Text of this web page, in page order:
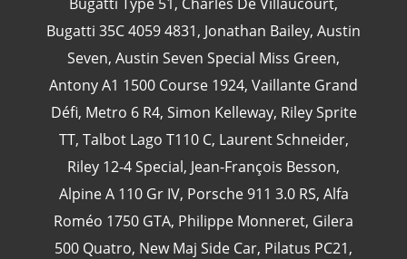
Bugatti 35C 4059 4831, Jonathan Bailey, Austin
Seven, Austin Seven Special Miss Green,
Antony A1 1500 Course 1924, Vaillante Grand
Défi, Metro 6 R4, Simon Kelleway, Riley Sprite
TT, Talbot Lago T110 C, Laurent Schneider,
Riley 12-4 Special, Jean-François Besson,
Alpine A 110 Gr IV, Porsche 911 3.0 RS, Alfa
Roméo 1750 GTA, Philippe Monneret, Gilera
500 Quatro, New Maj Side Car, Pilatus PC21,
24 Heures Du Mans(18)
Henri Pescarolo(8)
24 Heures Du Mans 1963(5)
24 Heures Du Mans 1967(5)
Artcar(5)